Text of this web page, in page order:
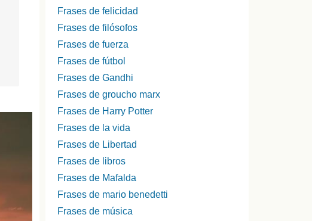
Frases de felicidad
Frases de filósofos
Frases de fuerza
Frases de fútbol
Frases de Gandhi
Frases de groucho marx
Frases de Harry Potter
Frases de la vida
Frases de Libertad
Frases de libros
Frases de Mafalda
Frases de mario benedetti
Frases de música